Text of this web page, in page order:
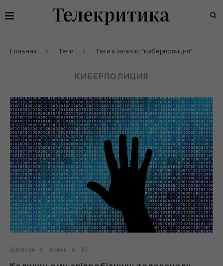
Главная Теги Теги к записи: "киберполиция"
КИБЕРПОЛИЦИЯ
Діджитал Новини ТБ